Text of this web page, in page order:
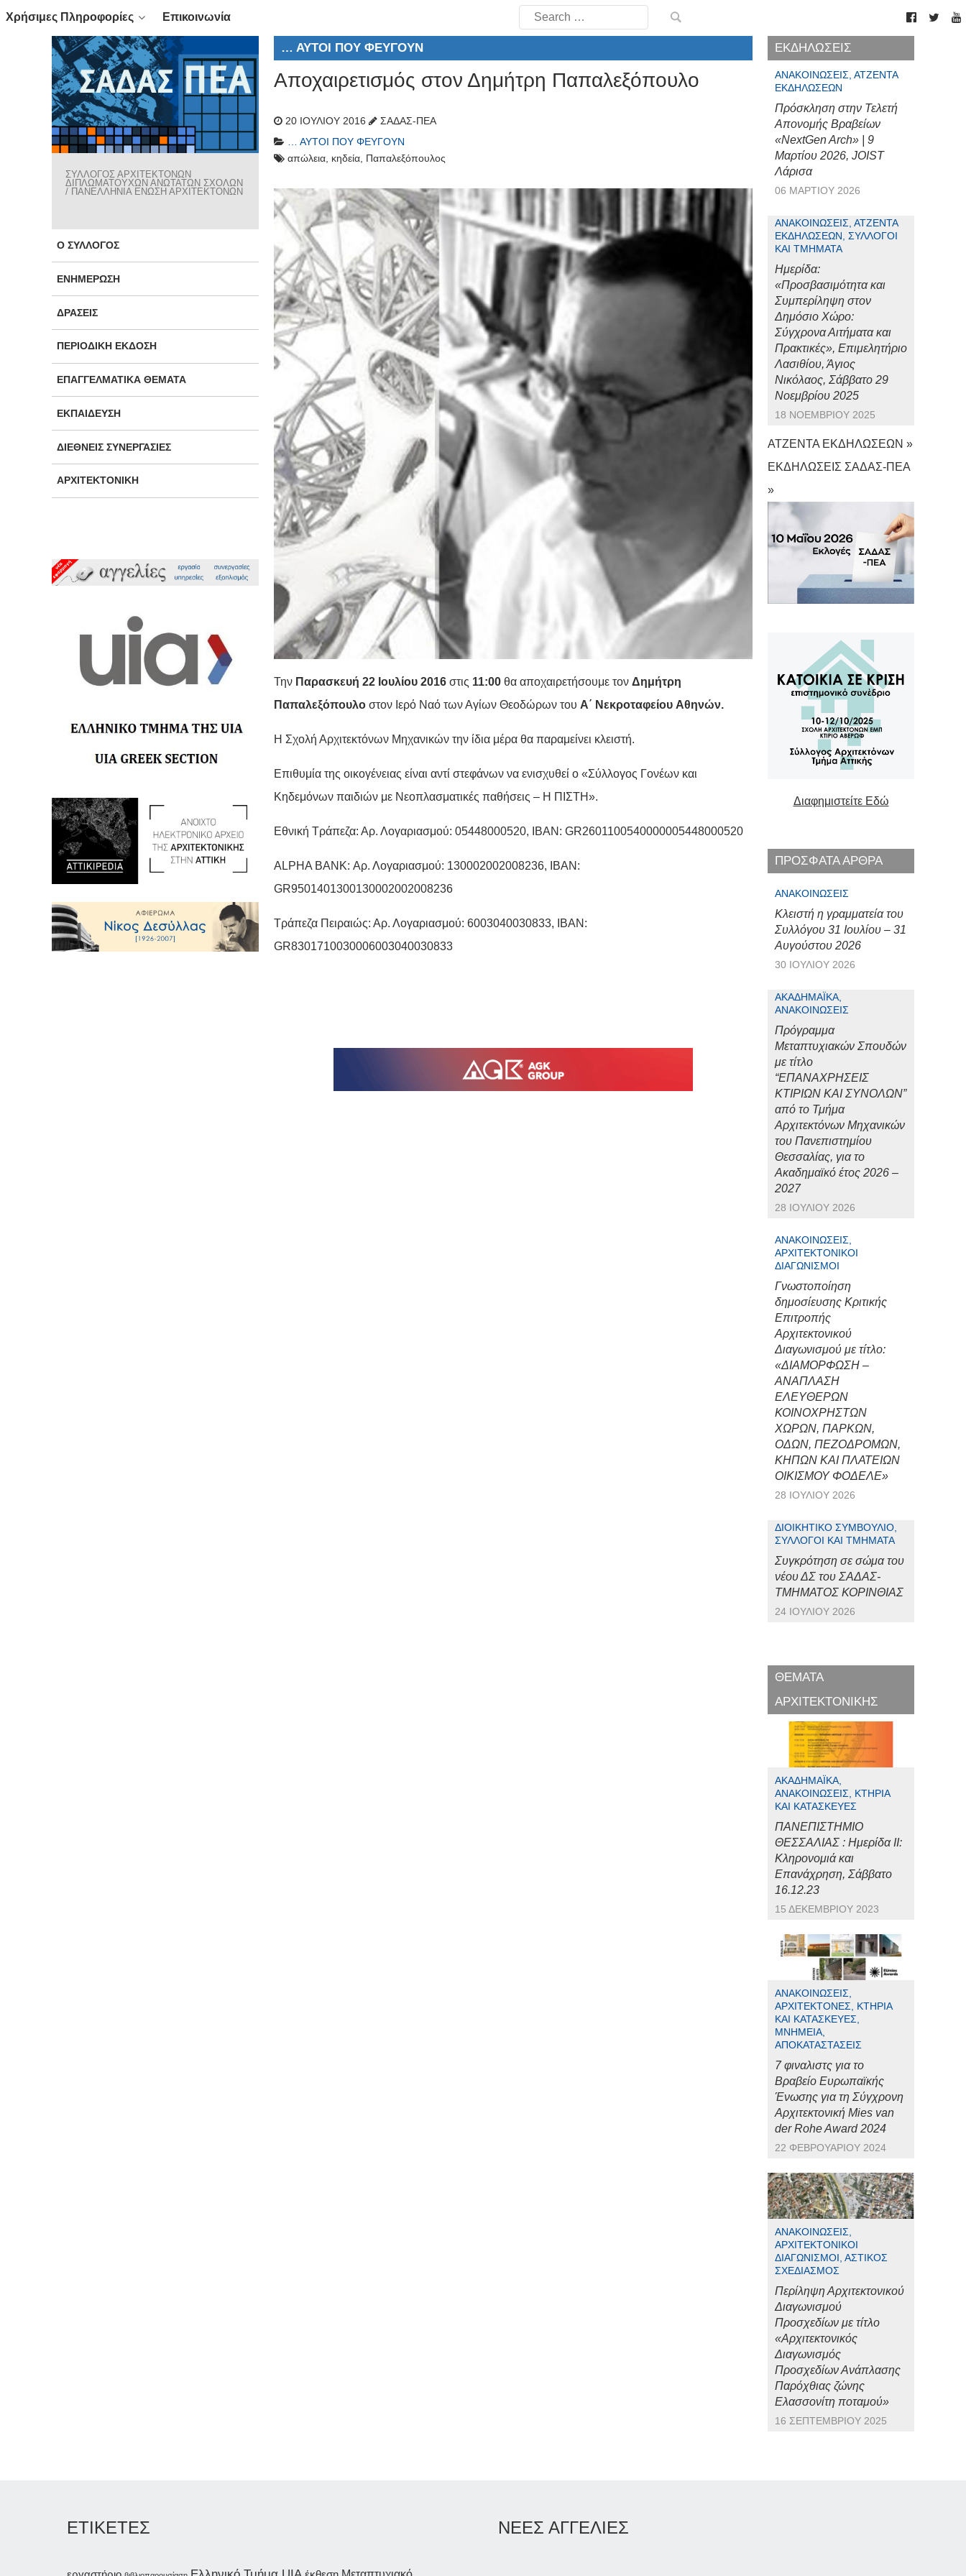
Χρήσιμες Πληροφορίες Επικοινωνία
Search
for:
ΣΥΛΛΟΓΟΣ ΑΡΧΙΤΕΚΤΟΝΩΝ
ΔΙΠΛΩΜΑΤΟΥΧΩΝ ΑΝΩΤΑΤΩΝ ΣΧΟΛΩΝ
/ ΠΑΝΕΛΛΗΝΙΑ ΕΝΩΣΗ ΑΡΧΙΤΕΚΤΟΝΩΝ
Ο ΣΎΛΛΟΓΟΣ
ΕΝΗΜΈΡΩΣΗ
ΔΡΆΣΕΙΣ
ΠΕΡΙΟΔΙΚΉ ΈΚΔΟΣΗ
ΕΠΑΓΓΕΛΜΑΤΙΚΆ ΘΈΜΑΤΑ
ΕΚΠΑΊΔΕΥΣΗ
ΔΙΕΘΝΕΊΣ ΣΥΝΕΡΓΑΣΊΕΣ
ΑΡΧΙΤΕΚΤΟΝΙΚΉ
… ΑΥΤΟΊ ΠΟΥ ΦΕΎΓΟΥΝ
Αποχαιρετισμός στον Δημήτρη Παπαλεξόπουλο
20 ΙΟΥΛΊΟΥ 2016
ΣΑΔΑΣ-ΠΕΑ
… ΑΥΤΟΊ ΠΟΥ ΦΕΎΓΟΥΝ
απώλεια, κηδεία, Παπαλεξόπουλος
Την Παρασκευή 22 Ιουλίου 2016στις 11:00θα αποχαιρετήσουμε τον Δημήτρη
Παπαλεξόπουλοστον Ιερό Ναό των Αγίων Θεοδώρων του Α΄ Νεκροταφείου Αθηνών.
Η Σχολή Αρχιτεκτόνων Μηχανικών την ίδια μέρα θα παραμείνει κλειστή.
Επιθυμία της οικογένειας είναι αντί στεφάνων να ενισχυθεί ο «Σύλλογος Γονέων και
Κηδεμόνων παιδιών με Νεοπλασματικές παθήσεις – Η ΠΙΣΤΗ».
Εθνική Τράπεζα: Αρ. Λογαριασμού: 05448000520, ΙΒΑΝ: GR2601100540000005448000520
ALPHA BANK: Αρ. Λογαριασμού: 130002002008236, ΙΒΑΝ:
GR9501401300130002002008236
Τράπεζα Πειραιώς: Αρ. Λογαριασμού: 6003040030833, ΙΒΑΝ:
GR8301710030006003040030833
ΕΚΔΗΛΩΣΕΙΣ
ΑΝΑΚΟΙΝΏΣΕΙΣ, ΑΤΖΈΝΤΑ
ΕΚΔΗΛΏΣΕΩΝ
Πρόσκληση στην Τελετή
Απονομής Βραβείων
«NextGen Arch» | 9
Μαρτίου 2026, JOIST
Λάρισα
06 ΜΑΡΤΊΟΥ 2026
ΑΝΑΚΟΙΝΏΣΕΙΣ, ΑΤΖΈΝΤΑ
ΕΚΔΗΛΏΣΕΩΝ, ΣΎΛΛΟΓΟΙ
ΚΑΙ ΤΜΉΜΑΤΑ
Ημερίδα:
«Προσβασιμότητα και
Συμπερίληψη στον
Δημόσιο Χώρο:
Σύγχρονα Αιτήματα και
Πρακτικές», Επιμελητήριο
Λασιθίου, Άγιος
Νικόλαος, Σάββατο 29
Νοεμβρίου 2025
18 ΝΟΕΜΒΡΊΟΥ 2025
ΑΤΖΕΝΤΑ ΕΚΔΗΛΩΣΕΩΝ »
ΕΚΔΗΛΩΣΕΙΣ ΣΑΔΑΣ-ΠΕΑ
»
Διαφημιστείτε Εδώ
ΠΡΟΣΦΑΤΑ ΑΡΘΡΑ
ΑΝΑΚΟΙΝΏΣΕΙΣ
Κλειστή η γραμματεία του
Συλλόγου 31 Ιουλίου – 31
Αυγούστου 2026
30 ΙΟΥΛΊΟΥ 2026
ΑΚΑΔΗΜΑΪΚΆ,
ΑΝΑΚΟΙΝΏΣΕΙΣ
Πρόγραμμα
Μεταπτυχιακών Σπουδών
με τίτλο
“ΕΠΑΝΑΧΡΗΣΕΙΣ
ΚΤΙΡΙΩΝ ΚΑΙ ΣΥΝΟΛΩΝ”
από το Τμήμα
Αρχιτεκτόνων Μηχανικών
του Πανεπιστημίου
Θεσσαλίας, για το
Ακαδημαϊκό έτος 2026 –
2027
28 ΙΟΥΛΊΟΥ 2026
ΑΝΑΚΟΙΝΏΣΕΙΣ,
ΑΡΧΙΤΕΚΤΟΝΙΚΟΊ
ΔΙΑΓΩΝΙΣΜΟΊ
Γνωστοποίηση
δημοσίευσης Κριτικής
Επιτροπής
Αρχιτεκτονικού
Διαγωνισμού με τίτλο:
«ΔΙΑΜΟΡΦΩΣΗ –
ΑΝΑΠΛΑΣΗ
ΕΛΕΥΘΕΡΩΝ
ΚΟΙΝΟΧΡΗΣΤΩΝ
ΧΩΡΩΝ, ΠΑΡΚΩΝ,
ΟΔΩΝ, ΠΕΖΟΔΡΟΜΩΝ,
ΚΗΠΩΝ ΚΑΙ ΠΛΑΤΕΙΩΝ
ΟΙΚΙΣΜΟΥ ΦΟΔΕΛΕ»
28 ΙΟΥΛΊΟΥ 2026
ΔΙΟΙΚΗΤΙΚΌ ΣΥΜΒΟΎΛΙΟ,
ΣΎΛΛΟΓΟΙ ΚΑΙ ΤΜΉΜΑΤΑ
Συγκρότηση σε σώμα του
νέου ΔΣ του ΣΑΔΑΣ-
ΤΜΗΜΑΤΟΣ ΚΟΡΙΝΘΙΑΣ
24 ΙΟΥΛΊΟΥ 2026
ΘΕΜΑΤΑ
ΑΡΧΙΤΕΚΤΟΝΙΚΗΣ
ΑΚΑΔΗΜΑΪΚΆ,
ΑΝΑΚΟΙΝΏΣΕΙΣ, ΚΤΉΡΙΑ
ΚΑΙ ΚΑΤΑΣΚΕΥΈΣ
ΠΑΝΕΠΙΣΤΗΜΙΟ
ΘΕΣΣΑΛΙΑΣ : Ημερίδα ΙΙ:
Κληρονομιά και
Επανάχρηση, Σάββατο
16.12.23
15 ΔΕΚΕΜΒΡΊΟΥ 2023
ΑΝΑΚΟΙΝΏΣΕΙΣ,
ΑΡΧΙΤΈΚΤΟΝΕΣ, ΚΤΉΡΙΑ
ΚΑΙ ΚΑΤΑΣΚΕΥΈΣ,
ΜΝΗΜΕΊΑ,
ΑΠΟΚΑΤΑΣΤΆΣΕΙΣ
7 φιναλιστς για το
Βραβείο Ευρωπαϊκής
Ένωσης για τη Σύγχρονη
Αρχιτεκτονική Mies van
der Rohe Award 2024
22 ΦΕΒΡΟΥΑΡΊΟΥ 2024
ΑΝΑΚΟΙΝΏΣΕΙΣ,
ΑΡΧΙΤΕΚΤΟΝΙΚΟΊ
ΔΙΑΓΩΝΙΣΜΟΊ, ΑΣΤΙΚΌΣ
ΣΧΕΔΙΑΣΜΌΣ
Περίληψη Αρχιτεκτονικού
Διαγωνισμού
Προσχεδίων με τίτλο
«Αρχιτεκτονικός
Διαγωνισμός
Προσχεδίων Ανάπλασης
Παρόχθιας ζώνης
Ελασσονίτη ποταμού»
16 ΣΕΠΤΕΜΒΡΊΟΥ 2025
ΕΤΙΚΕΤΕΣ ΝΕΕΣ ΑΓΓΕΛΙΕΣ